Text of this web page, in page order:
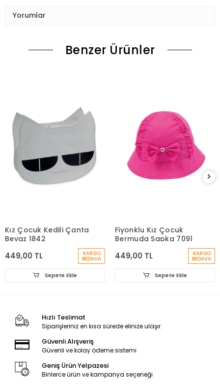
Yorumlar
Benzer Ürünler
Kız Çocuk Kedili Çanta
Beyaz 1842
449,00 TL KARGO
BEDAVA
Sepete Ekle
Fiyonklu Kız Çocuk
Bermuda Şapka 7091
449,00 TL KARGO
BEDAVA
Sepete Ekle
Hızlı Teslimat
Siparişleriniz en kısa sürede elinize ulaşır.
Güvenli Alışveriş
Güvenli ve kolay ödeme sistemi
Geniş Ürün Yelpazesi
Binlerce ürün ve kampanya seçeneği